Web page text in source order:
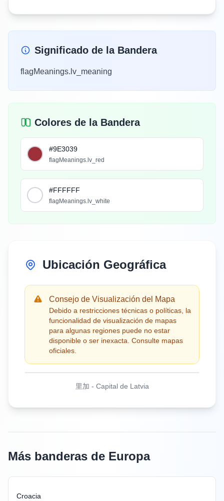
Significado de la Bandera
flagMeanings.lv_meaning
Colores de la Bandera
#9E3039
flagMeanings.lv_red
#FFFFFF
flagMeanings.lv_white
Ubicación Geográfica
Consejo de Visualización del Mapa
Debido a restricciones técnicas o políticas, la
funcionalidad de visualización de mapas
para algunas regiones puede no estar
disponible o ser inexacta. Consulte mapas
oficiales.
里加 - Capital de Latvia
Más banderas de Europa
Croacia